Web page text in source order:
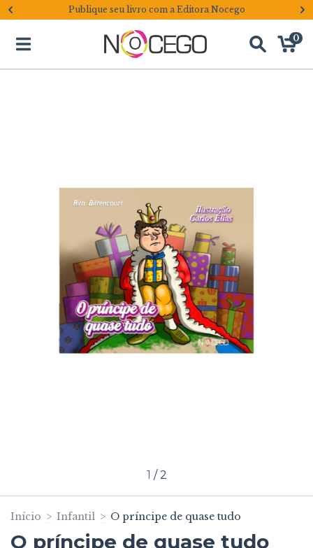
Publique seu livro com a Editora Nocego
0
1 /2
Início > Infantil > O príncipe de quase tudo
O príncipe de quase tudo